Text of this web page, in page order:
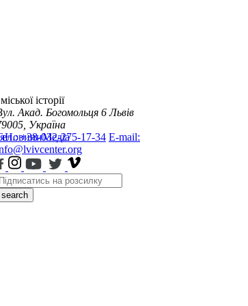
НовиниМедіа
історії
Акад. Богомольця 6 Львів
Україна
+38-032-275-17-34 E-mail:
search